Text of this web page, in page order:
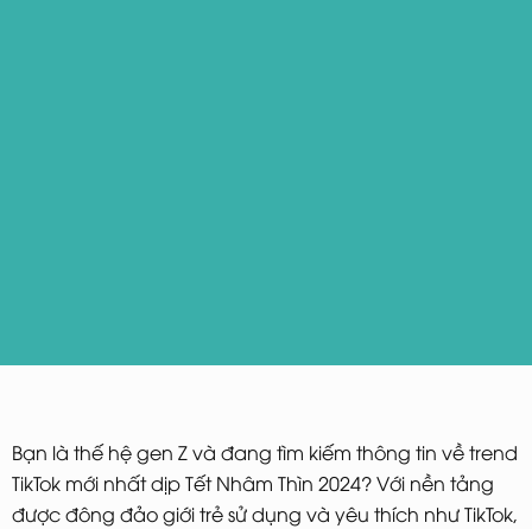
Bạn là thế hệ gen Z và đang tìm kiếm thông tin về trend
TikTok mới nhất dịp Tết Nhâm Thìn 2024? Với nền tảng
được đông đảo giới trẻ sử dụng và yêu thích như TikTok,